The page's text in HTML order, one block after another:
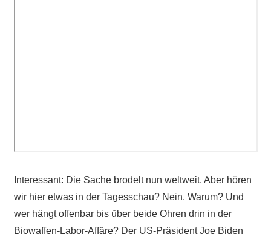
Interessant: Die Sache brodelt nun weltweit. Aber hören
wir hier etwas in der Tagesschau? Nein. Warum? Und
wer hängt offenbar bis über beide Ohren drin in der
Biowaffen-Labor-Affäre? Der US-Präsident Joe Biden